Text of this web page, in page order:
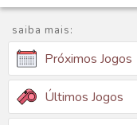
saiba mais:
Próximos Jogos
Últimos Jogos